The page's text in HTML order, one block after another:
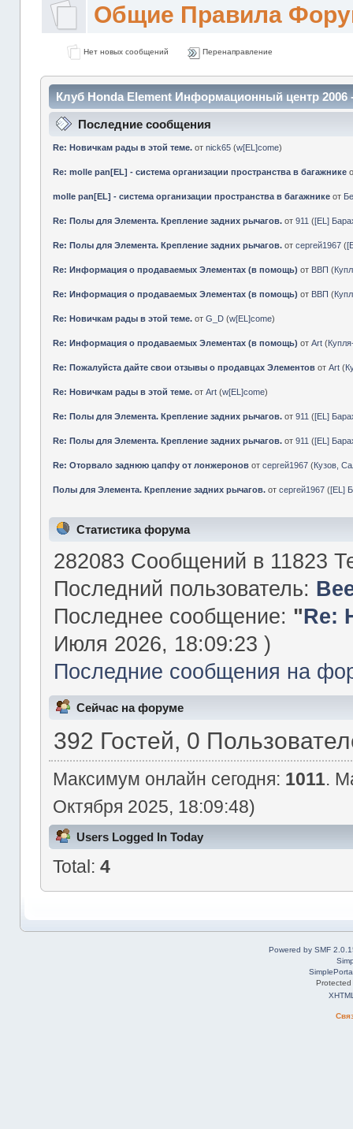
Общие Правила
Нет новых сообщений Перенаправление
Клуб Honda Element Информационный центр
Последние сообщения
Re: Новичкам рады в этой теме. отnick65 (w[EL]come)
Re: molle pan[EL] - система организации пространства в багажнике
molle pan[EL] - система организации пространства в багажнике от
Re: Полы для Элемента. Крепление задних рычагов. от911 ([EL]
Re: Полы для Элемента. Крепление задних рычагов. отсергей1967 (
Re: Информация о продаваемых Элементах (в помощь) от ВВП (
Re: Информация о продаваемых Элементах (в помощь) от ВВП (
Re: Новичкам рады в этой теме. отG_D (w[EL]come)
Re: Информация о продаваемых Элементах (в помощь) отArt (
Re: Пожалуйста дайте свои отзывы о продавцах Элементов отArt (
Re: Новичкам рады в этой теме. отArt (w[EL]come)
Re: Полы для Элемента. Крепление задних рычагов. от911 ([EL]
Re: Полы для Элемента. Крепление задних рычагов. от911 ([EL]
Re: Оторвало заднюю цапфу от лонжеронов отсергей1967 (Кузов,
Полы для Элемента. Крепление задних рычагов. отсергей1967 ([EL]
Статистика форума
282083 Сообщений в 11823
Последний пользователь:
Последнее сообщение: "Re:
Июля 2026, 18:09:23 )
Последние сообщения на
Сейчас на форуме
392 Гостей, 0
Максимум онлайн сегодня: 1011.
Октября 2025, 18:09:48)
Users Logged In Today
Total: 4
Powered by SMF